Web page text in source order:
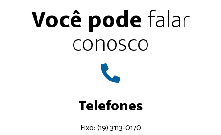
Você podefalar
conosco
Telefones
Fixo: (19) 3113-0170